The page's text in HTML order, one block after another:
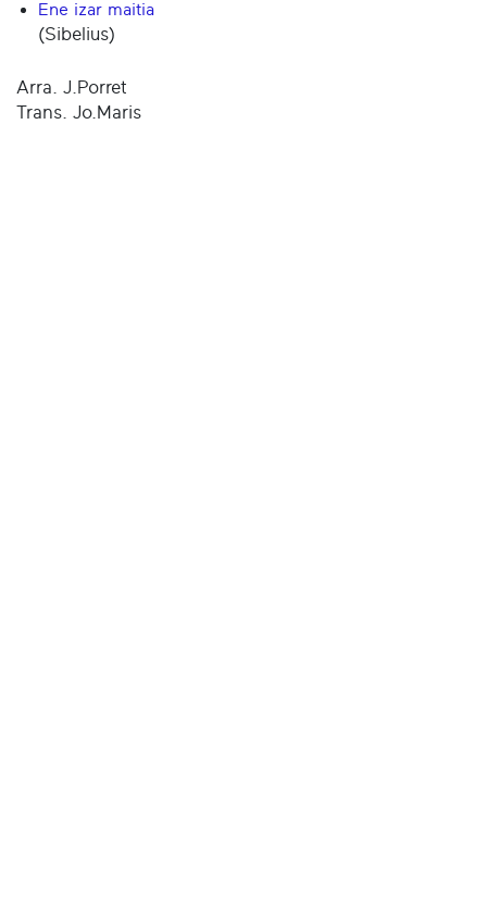
Ene izar maitia
(Sibelius)
Arra. J.Porret
Trans. Jo.Maris